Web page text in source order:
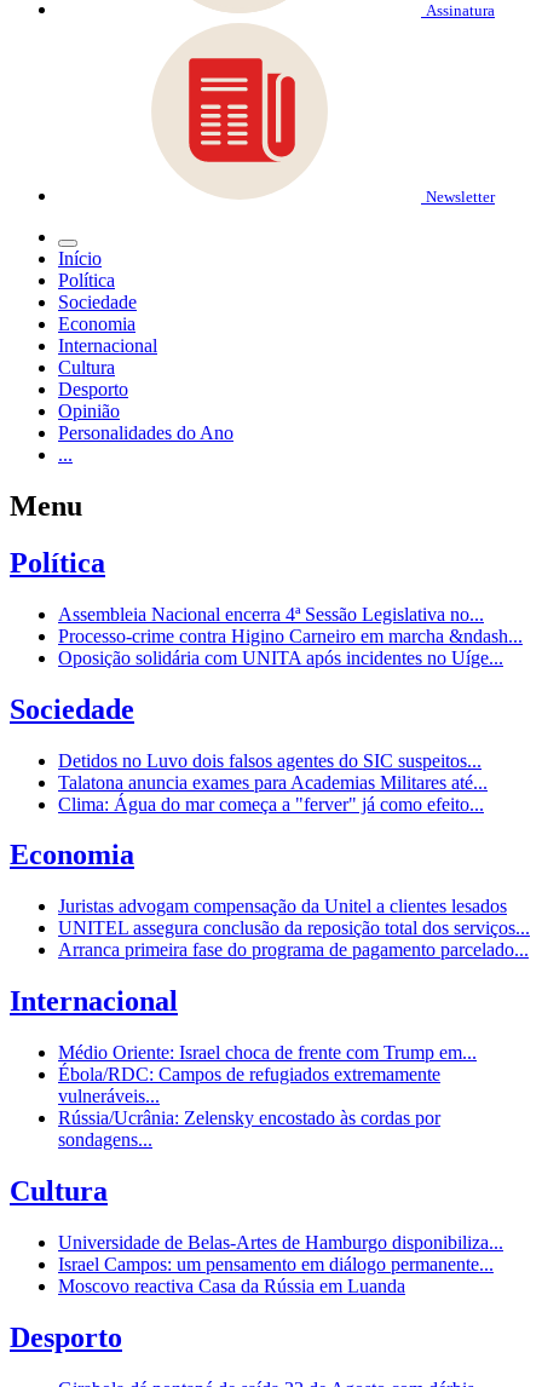
Assinatura
Newsletter
Início
Política
Sociedade
Economia
Internacional
Cultura
Desporto
Opinião
Personalidades do Ano
...
Menu
Política
Assembleia Nacional encerra 4ª Sessão Legislativa no...
Processo-crime contra Higino Carneiro em marcha &ndash...
Oposição solidária com UNITA após incidentes no Uíge...
Sociedade
Detidos no Luvo dois falsos agentes do SIC suspeitos...
Talatona anuncia exames para Academias Militares até...
Clima: Água do mar começa a "ferver" já como efeito...
Economia
Juristas advogam compensação da Unitel a clientes lesados
UNITEL assegura conclusão da reposição total dos serviços...
Arranca primeira fase do programa de pagamento parcelado...
Internacional
Médio Oriente: Israel choca de frente com Trump em...
Ébola/RDC: Campos de refugiados extremamente
vulneráveis...
Rússia/Ucrânia: Zelensky encostado às cordas por
sondagens...
Cultura
Universidade de Belas-Artes de Hamburgo disponibiliza...
Israel Campos: um pensamento em diálogo permanente...
Moscovo reactiva Casa da Rússia em Luanda
Desporto